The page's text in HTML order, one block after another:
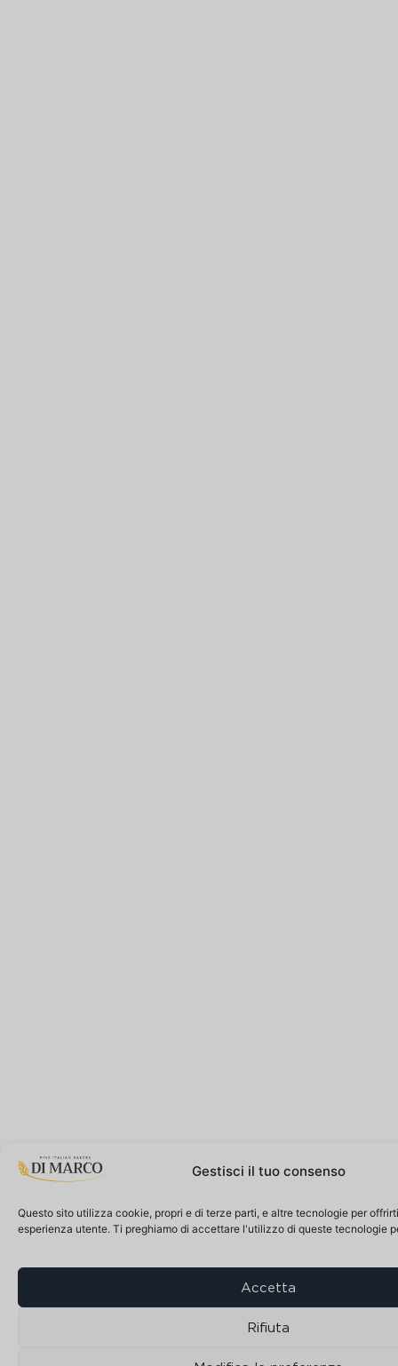
Gestisci il tuo consenso
Questo sito utilizza cookie, propri e di terze parti, e altre tecnologie per
esperienza utente. Ti preghiamo di accettare l'utilizzo di queste tecnologie
Accetta
Rifiuta